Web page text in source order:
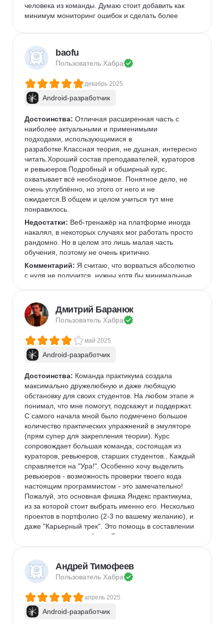
человека из команды. Думаю стоит добавить как
минимум мониторинг ошибок и сделать более
кросплатформе в несколько лет, как повышения
навыков. Просто учеба идет лучше, когда тебя кто-
то пинает =) Как итог можно спокойно переписать
свои кросплатформенные проекты на натив. Что
ожидал, то и получил.
baofu
Пользователь Хабра
декабрь 2025
Android-разработчик
Достоинства: Отличная расширенная часть с
наиболее актуальными и применимыми
подходами, использующимися в
разработке.Классная теория, не душная, интересно
читать.Хороший состав преподавателей, кураторов
и ревьюеров.Подробный и обширный курс,
охватывает всё необходимое. Понятное дело, не
очень углублённо, но этого от него и не
ожидается.В общем и целом учиться тут мне
понравилось.
Недостатки: Веб-тренажёр на платформе иногда
накалял, в некоторых случаях мог работать просто
рандомно. Но в целом это лишь малая часть
обучения, поэтому не очень критично.
Комментарий: Я считаю, что ворваться абсолютно
с нуля не получится, нужны хотя бы минимальные
достаточного усердия освоить материал и получить
хороший старт вполне реально.
Дмитрий Баранюк
Пользователь Хабра
май 2025
Android-разработчик
Достоинства: Команда практикума создала
максимально дружелюбную и даже любящую
обстановку для своих студентов. На любом этапе я
понимал, что мне помогут, подскажут и поддержат.
С самого начала мной было подмечено большое
количество практических упражнений в эмуляторе
(прям супер для закрепления теории). Курс
сопровождает большая команда, состоящая из
кураторов, ревьюеров, старших студентов.. Каждый
справляется на "Ура!". Особенно хочу выделить
ревьюеров - возможность проверки твоего кода
настоящим программистом - это замечательно!
Пожалуй, это основная фишка Яндекс практикума,
из за которой стоит выбрать именно его. Несколько
проектов в портфолио (2-3 по вашему желанию), и
даже "Карьерный трек". Это помощь в составлении
резюме и поиске работы. Я как раз на этом этапе
Недостатки:
сложность заметно возросла. Теперь ты решаешь
не мини задачки в тренажере, а уже запутываешься
хардкор. Ну и этих знаний хоть и много, но
недостаточно для влета на любую вакансию junior
(Придется еще и самому что-нибудь изучать и
Андрей Тимофеев
Пользователь Хабра
апрель 2025
Android-разработчик